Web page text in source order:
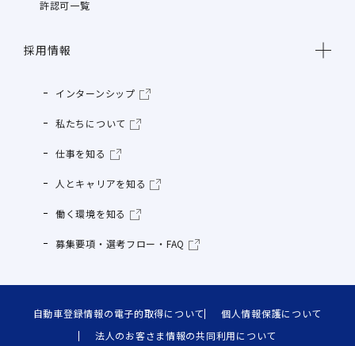
許認可一覧
採用情報
インターンシップ
私たちについて
仕事を知る
人とキャリアを知る
働く環境を知る
募集要項・選考フロー・FAQ
自動車登録情報の電子的取得について
個人情報保護について
法人のお客さま情報の共同利用について